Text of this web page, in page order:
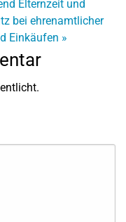
Elternzeit und
bei ehrenamtlicher
Einkäufen »